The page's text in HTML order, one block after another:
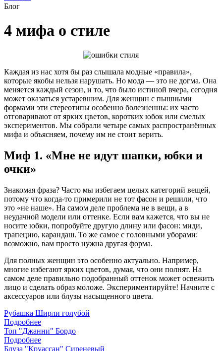
Блог
4 мифа о стиле
Каждая из нас хотя бы раз слышала модные «правила»,
которые якобы нельзя нарушать. Но мода — это не догма. Она
меняется каждый сезон, и то, что было истиной вчера, сегодня
может оказаться устаревшим. Для женщин с пышными
формами эти стереотипы особенно болезненны: их часто
отговаривают от ярких цветов, коротких юбок или смелых
экспериментов. Мы собрали четыре самых распространённых
мифа и объясняем, почему им не стоит верить.
Миф 1. «Мне не идут шапки, юбки и
очки»
Знакомая фраза? Часто мы избегаем целых категорий вещей,
потому что когда-то примерили не тот фасон и решили, что
это «не наше». На самом деле проблема не в вещи, а в
неудачной модели или оттенке. Если вам кажется, что вы не
носите юбки, попробуйте другую длину или фасон: миди,
трапецию, карандаш. То же самое с головными уборами:
возможно, вам просто нужна другая форма.
Для полных женщин это особенно актуально. Например,
многие избегают ярких цветов, думая, что они полнят. На
самом деле правильно подобранный оттенок может освежить
лицо и сделать образ моложе. Экспериментируйте! Начните с
аксессуаров или блузы насыщенного цвета.
Рубашка Ширли голубой
Подробнее
Топ "Джанни" Бордо
Подробнее
Блуза "Круассан" Сиреневый